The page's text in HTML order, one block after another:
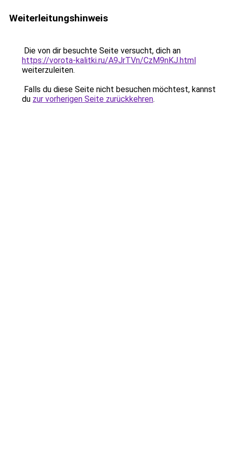
Weiterleitungshinweis
Die von dir besuchte Seite versucht, dich an
https://vorota-kalitki.ru/A9JrTVn/CzM9nKJ.html
weiterzuleiten.
Falls du diese Seite nicht besuchen möchtest, kannst
du zur vorherigen Seite zurückkehren.